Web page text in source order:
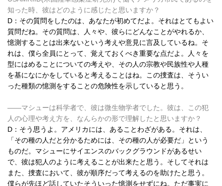
知った時、彼はどのように感じたと思いますか？
D：その質問をしたのは、あなたが初めてだよ。それはとてもよい
質問だね。その質問は、人々や、彼らにどんなことがやれるか、
憶測することは出来ないという考えや意見に言及しているね。そ
れは、僕ら全員にとって、覚えておくべき重要な点だよ。人々を
型にはめることについての考えや、その人の宗教や民族性や人種
を基になにかをしていると考えることはね。この捜査は、そうい
った種類の憶測をすることの危険性を示していると思う。
――マシューは科学者で、彼は微生物学者でした。彼は、この犯
人の心理や考え方を、なんらかの形で理解したと思いますか？
D：そう思うよ。アメリカには、あることわざがある。それは、
「その種の人だと分かるためには、その種の人が必要だ」という
ものだ。マシューにサイエンスのバックグラウンドがあるせい
で、彼は犯人のように考えることが出来たと思う。そしてそれは
また、捜査において、彼が順序だって考えるのを助けたと思う。
僕らが先ほど話していたそういった憶測をせずにね。ただ事実に